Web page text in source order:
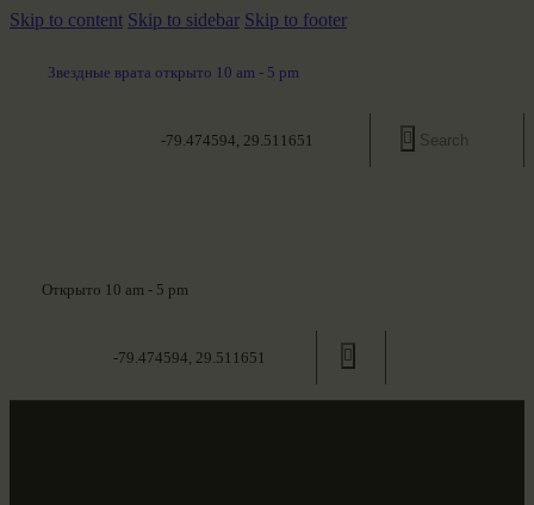
Skip to content Skip to sidebar Skip to footer
Звездные врата открыто 10 am - 5 pm
-79.474594, 29.511651
Открыто 10 am - 5 pm
-79.474594, 29.511651